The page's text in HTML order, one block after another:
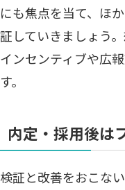
にも焦点を当て、ほ
証していきましょう
インセンティブや広
す。
内定・採用後は
検証と改善をおこな